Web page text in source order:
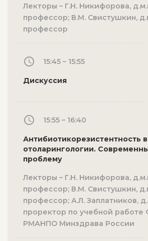
Лекторы – Г.Н. Никифорова,
профессор; В.М. Свистушкин,
профессор
15:45 – 15:55
Дискуссия
15:55 – 16:40
Антибиотикорезистентность в
отоларингологии.
проблему
Лекторы – Г.Н. Никифорова,
профессор; В.М. Свистушкин,
профессор; А.Л. Заплатников,
проректор по учебной
РМАНПО Минздрава России